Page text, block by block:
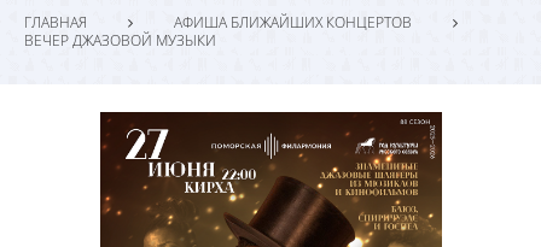
ГЛАВНАЯ
АФИША БЛИЖАЙШИХ КОНЦЕРТОВ
ВЕЧЕР ДЖАЗОВОЙ МУЗЫКИ